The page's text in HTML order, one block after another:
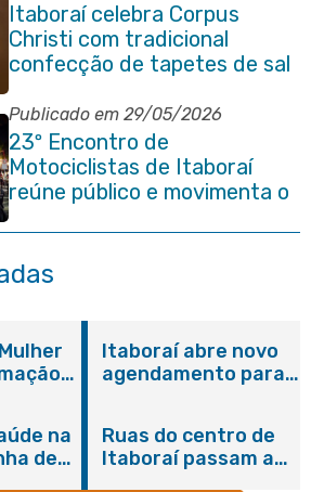
Itaboraí celebra Corpus
Christi com tradicional
confecção de tapetes de sal
e programação religiosa na
Avenida 22 de Maio
Publicado em 29/05/2026
23º Encontro de
Motociclistas de Itaboraí
reúne público e movimenta o
Centro da cidade na noite de
abertura
e
Itaboraí abre novo
agendamento para
na
de
Ruas do centro de
Itaboraí passam a